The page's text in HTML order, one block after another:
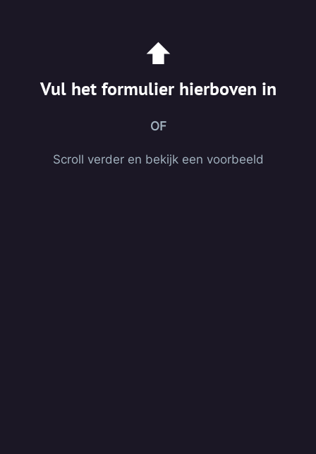
⬆
Vul het formulier hierboven in
OF
Scroll verder en bekijk een voorbeeld